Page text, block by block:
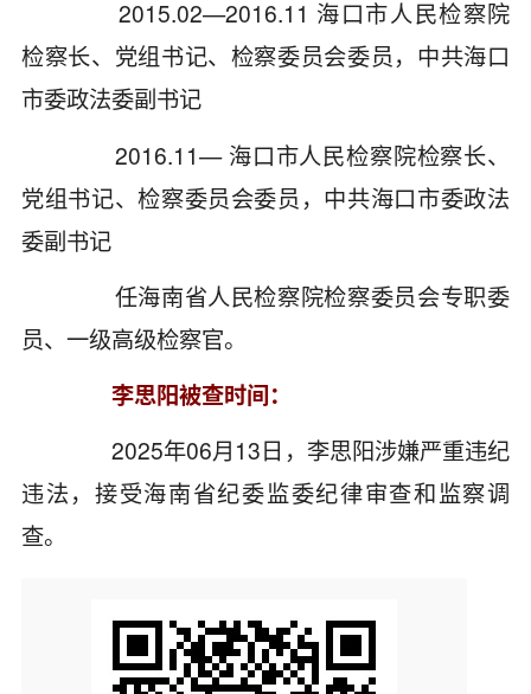
2015.02—2016.11 海口市人民检察院
检察长、党组书记、检察委员会委员，中共海口
市委政法委副书记
2016.11— 海口市人民检察院检察长、
党组书记、检察委员会委员，中共海口市委政法
委副书记
任海南省人民检察院检察委员会专职委
员、一级高级检察官。
李思阳被查时间：
2025年06月13日，李思阳涉嫌严重违纪
违法，接受海南省纪委监委纪律审查和监察调
查。